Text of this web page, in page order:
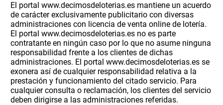
El portal www.decimosdeloterias.es mantiene un acuerdo
de carácter exclusivamente publicitario con diversas
administraciones con licencia de venta online de lotería.
El portal www.decimosdeloterias.es no es parte
contratante en ningún caso por lo que no asume ninguna
responsabilidad frente a los clientes de dichas
administraciones. El portal www.decimosdeloterias.es se
exonera así de cualquier responsabilidad relativa a la
prestación y funcionamiento del citado servicio. Para
cualquier consulta o reclamación, los clientes del servicio
deben dirigirse a las administraciones referidas.